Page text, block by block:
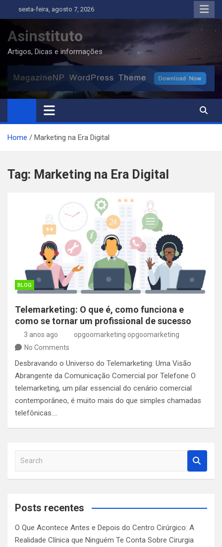
to
content
sexta-feira, agosto 7, 2026
Asinstituto
Artigos, Dicas e informações
Home Marketing na Era Digital
Tag: Marketing na Era Digital
BLOG
Telemarketing: O que é, como funciona e
como se tornar um profissional de sucesso
3 anos ago
opgoomarketing opgoomarketing
No Comments
Desbravando o Universo do Telemarketing: Uma Visão
Abrangente da Comunicação Comercial por Telefone O
telemarketing, um pilar essencial do cenário comercial
contemporâneo, é muito mais do que simples chamadas
telefônicas.…
a
c
Posts recentes
O Que Acontece Antes e Depois do Centro Cirúrgico: A
Realidade Clínica que Ninguém Te Conta Sobre Cirurgia